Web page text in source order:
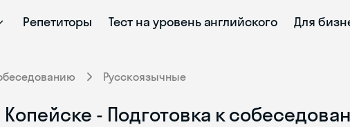
Репетиторы Тест на уровень английского Для
Русскоязычные
- Подготовка к